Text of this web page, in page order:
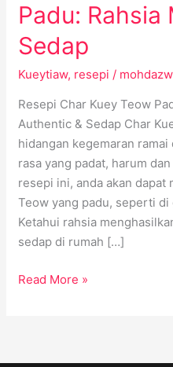
Padu: Rahsia
Sedap
Kueytiaw, resepi /
Resepi Char Kuey Teow
Authentic & Sedap Char
hidangan kegemaran
rasa yang padat, harum
resepi ini, anda akan dapat
Teow yang padu, seperti di
Ketahui rahsia
sedap di rumah […]
Read More »